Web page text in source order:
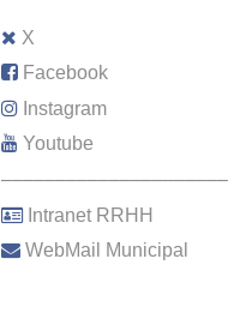
X
Facebook
Instagram
Youtube
–––––––––––––––––––––
Intranet RRHH
WebMail Municipal